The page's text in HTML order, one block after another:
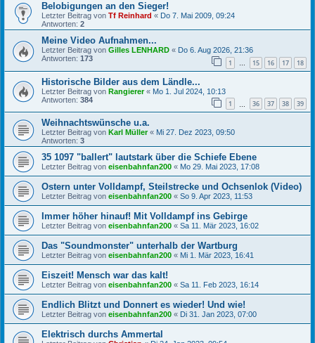
Belobigungen an den Sieger!
Letzter Beitrag von Tf Reinhard « Do 7. Mai 2009, 09:24
Antworten: 2
Meine Video Aufnahmen...
Letzter Beitrag von Gilles LENHARD « Do 6. Aug 2026, 21:36
Antworten: 173 1 … 15 16 17 18
Historische Bilder aus dem Ländle...
Letzter Beitrag von Rangierer« Mo 1. Jul 2024, 10:13
Antworten: 384 1 36 37 38 39
Weihnachtswünsche u.a.
Letzter Beitrag von Karl Müller« Mi 27. Dez 2023, 09:50
Antworten: 3
35 1097 "ballert" lautstark über die Schiefe Ebene
Letzter Beitrag von eisenbahnfan200 « Mo 29. Mai 2023, 17:08
Ostern unter Volldampf, Steilstrecke und Ochsenlok (Video)
Letzter Beitrag von eisenbahnfan200 « So 9. Apr 2023, 11:53
Immer höher hinauf! Mit Volldampf ins Gebirge
Letzter Beitrag von eisenbahnfan200 « Sa 11. Mär 2023, 16:02
Das "Soundmonster" unterhalb der Wartburg
Letzter Beitrag von eisenbahnfan200 « Mi 1. Mär 2023, 16:41
Eiszeit! Mensch war das kalt!
Letzter Beitrag von eisenbahnfan200 « Sa 11. Feb 2023, 16:14
Endlich Blitzt und Donnert es wieder! Und wie!
Letzter Beitrag von eisenbahnfan200 « Di 31. Jan 2023, 07:00
Elektrisch durchs Ammertal